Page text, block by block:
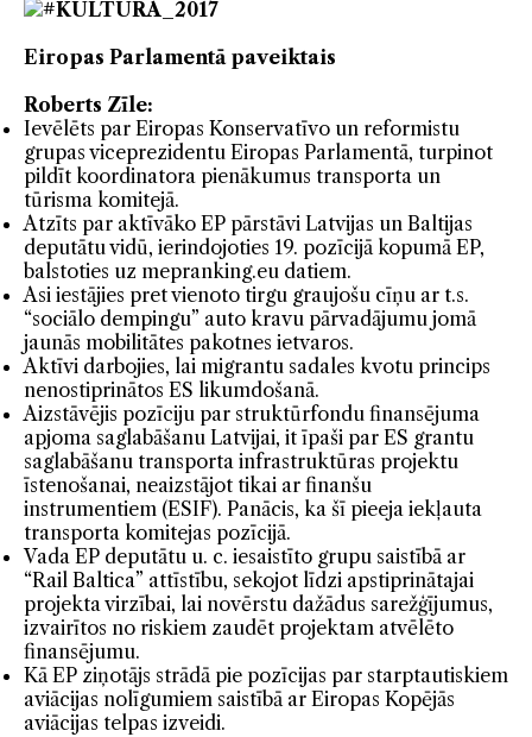
Eiropas Parlamentā paveiktais
Roberts Zīle:
Ievēlēts par Eiropas Konservatīvo un reformistu
grupas viceprezidentu Eiropas Parlamentā, turpinot
pildīt koordinatora pienākumus transporta un
tūrisma komitejā.
Atzīts par aktīvāko EP pārstāvi Latvijas un Baltijas
deputātu vidū, ierindojoties 19. pozīcijā kopumā EP,
balstoties uz mepranking.eu datiem.
Asi iestājies pret vienoto tirgu graujošu cīņu ar t.s.
“sociālo dempingu” auto kravu pārvadājumu jomā
jaunās mobilitātes pakotnes ietvaros.
Aktīvi darbojies, lai migrantu sadales kvotu princips
nenostiprinātos ES likumdošanā.
Aizstāvējis pozīciju par struktūrfondu finansējuma
apjoma saglabāšanu Latvijai, it īpaši par ES grantu
saglabāšanu transporta infrastruktūras projektu
īstenošanai, neaizstājot tikai ar finanšu
instrumentiem (ESIF). Panācis, ka šī pieeja iekļauta
transporta komitejas pozīcijā.
Vada EP deputātu u. c. iesaistīto grupu saistībā ar
“Rail Baltica” attīstību, sekojot līdzi apstiprinātajai
projekta virzībai, lai novērstu dažādus sarežģījumus,
izvairītos no riskiem zaudēt projektam atvēlēto
finansējumu.
Kā EP ziņotājs strādā pie pozīcijas par starptautiskiem
aviācijas nolīgumiem saistībā ar Eiropas Kopējās
aviācijas telpas izveidi.